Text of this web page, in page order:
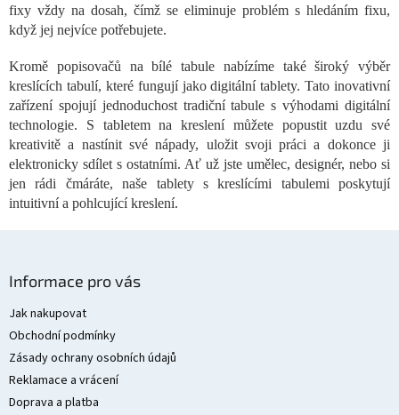
r
y
v
ý
p
s
u
fixy vždy na dosah, čímž se eliminuje problém s hledáním fixu,
když jej nejvíce potřebujete.
Kromě popisovačů na bílé tabule nabízíme také široký výběr
kreslících tabulí, které fungují jako digitální tablety. Tato inovativní
zařízení spojují jednoduchost tradiční tabule s výhodami digitální
technologie. S tabletem na kreslení můžete popustit uzdu své
kreativitě a nastínit své nápady, uložit svoji práci a dokonce ji
elektronicky sdílet s ostatními. Ať už jste umělec, designér, nebo si
jen rádi čmáráte, naše tablety s kreslícími tabulemi poskytují
intuitivní a pohlcující kreslení.
Informace pro vás
Jak nakupovat
Obchodní podmínky
Zásady ochrany osobních údajů
Reklamace a vrácení
Doprava a platba